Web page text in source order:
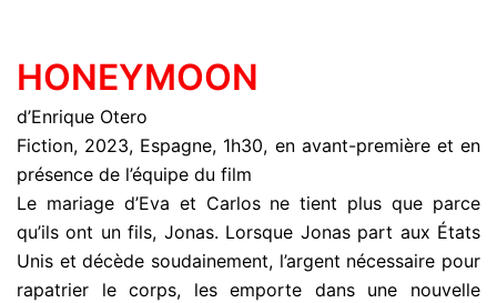
HONEYMOON
d’Enrique Otero
Fiction, 2023, Espagne, 1h30, en avant-première et en
présence de l’équipe du film
Le mariage d’Eva et Carlos ne tient plus que parce
qu’ils ont un fils, Jonas. Lorsque Jonas part aux États
Unis et décède soudainement, l’argent nécessaire pour
rapatrier le corps, les emporte dans une nouvelle